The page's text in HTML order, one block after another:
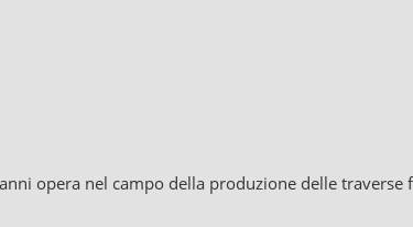
opera nel campo della produzione delle